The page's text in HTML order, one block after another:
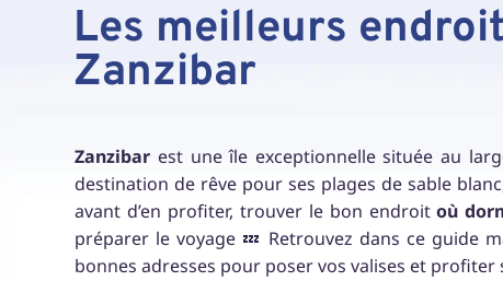
Les meilleurs
Zanzibar
Zanzibar est une île exceptionnelle située au
destination de rêve pour ses plages de sable
avant d’en profiter, trouver le bon endroitoù
préparer le voyage 💤 Retrouvez dans ce guide
bonnes adresses pour poser vos valises et profiter